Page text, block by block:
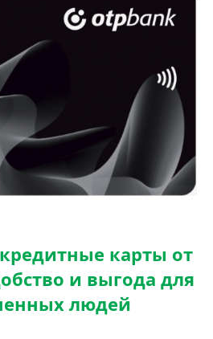
карты от
и выгода для
людей